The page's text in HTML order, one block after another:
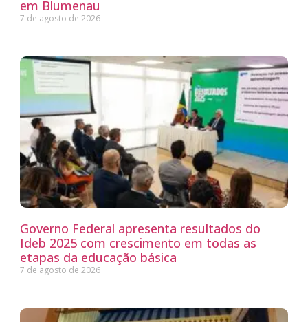
em Blumenau
7 de agosto de 2026
Governo Federal apresenta resultados do
Ideb 2025 com crescimento em todas as
etapas da educação básica
7 de agosto de 2026